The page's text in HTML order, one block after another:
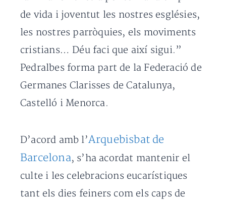
de vida i joventut les nostres esglésies,
les nostres parròquies, els moviments
cristians… Déu faci que així sigui.”
Pedralbes forma part de la Federació de
Germanes Clarisses de Catalunya,
Castelló i Menorca.
D’acord amb l’Arquebisbat de
Barcelona, s’ha acordat mantenir el
culte i les celebracions eucarístiques
tant els dies feiners com els caps de